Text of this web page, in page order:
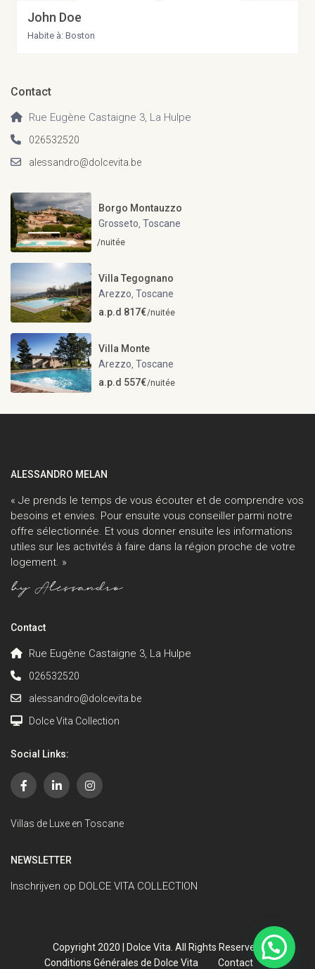
John Doe
Habite à: Boston
Contact
Rue Eugène Castaigne 3, La Hulpe
026532520
alessandro@dolcevita.be
Borgo Montauzzo
Grosseto ,Toscane
/nuitée
Villa Tegognano
Arezzo ,Toscane
a.p.d 817€/nuitée
Villa Monte
Arezzo ,Toscane
a.p.d 557€/nuitée
ALESSANDRO MELAN
« Je prends le temps de vous écouter et de comprendre vos
besoins et envies. Pour ensuite vous conseiller parmi notre
offre sélectionnée. Et vous donner ensuite les informations
utiles sur les activités à faire dans la région proche de votre
logement. »
Contact
Rue Eugène Castaigne 3, La Hulpe
026532520
alessandro@dolcevita.be
Dolce Vita Collection
Social Links:
Villas de Luxe en Toscane
NEWSLETTER
Inschrijven op DOLCE VITA COLLECTION
Copyright 2020 | Dolce Vita. All Rights Reserved.
Conditions Générales de Dolce Vita
Contact